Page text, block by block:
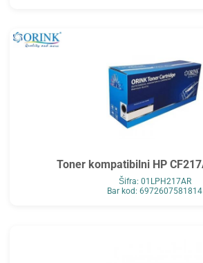
Toner kompatibilni HP
Šifra: 01LPH217AR
Bar kod: 6972607581814